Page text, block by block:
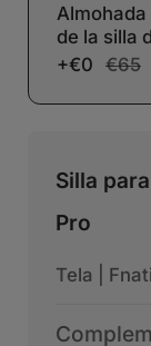
de la silla
+€0 €65
Silla
Pro
Tela |